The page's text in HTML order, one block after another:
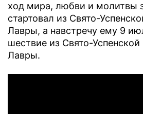
ход мира, любви и молитвы
стартовал из Свято-
Лавры, а навстречу ему 9
шествие из Свято-
Лавры.